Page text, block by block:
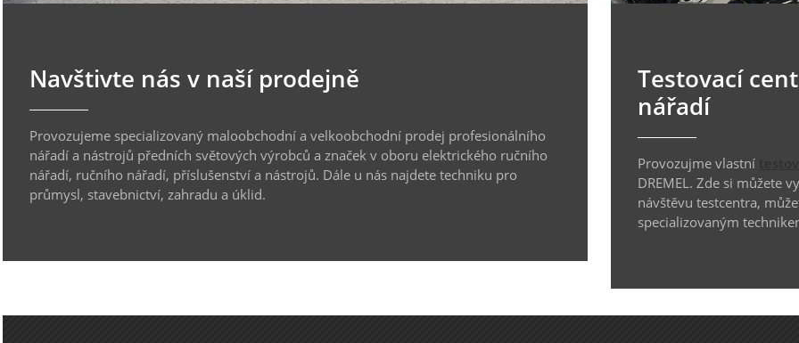
Navštivte nás v naší prodejně
Provozujeme specializovaný maloobchodní a velkoobchodní prodej profesionálního
nářadí a nástrojů předních světových výrobců a značek v oboru elektrického ručního
nářadí, ručního nářadí, příslušenství a nástrojů. Dále u nás najdete techniku pro
průmysl, stavebnictví, zahradu a úklid.
Testovací
nářadí
Provozujme vlastní
DREMEL. Zde si můžete
návštěvu testcentra,
specializovaným